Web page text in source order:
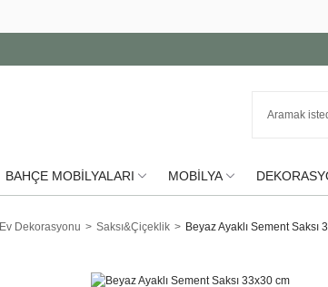
BAHÇE MOBİLYALARI MOBİLYA
Ev Dekorasyonu Saksı&Çiçeklik Beyaz Ayaklı Sement Saksı